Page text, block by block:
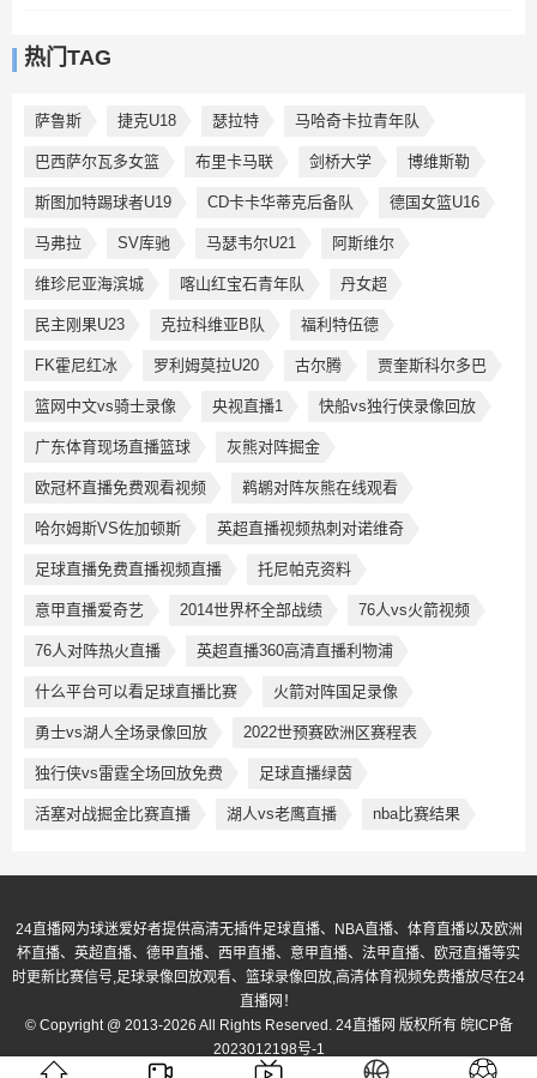
热门TAG
萨鲁斯 捷克U18 瑟拉特 马哈奇卡拉青年队
巴西萨尔瓦多女篮 布里卡马联 剑桥大学 博维斯勒
斯图加特踢球者U19 CD卡卡华蒂克后备队 德国女篮U16
马弗拉 SV库驰 马瑟韦尔U21 阿斯维尔
维珍尼亚海滨城 喀山红宝石青年队 丹女超
民主刚果U23 克拉科维亚B队 福利特伍德
FK霍尼红冰 罗利姆莫拉U20 古尔腾 贾奎斯科尔多巴
篮网中文vs骑士录像 央视直播1 快船vs独行侠录像回放
广东体育现场直播篮球 灰熊对阵掘金
欧冠杯直播免费观看视频 鹈鹕对阵灰熊在线观看
哈尔姆斯VS佐加顿斯 英超直播视频热刺对诺维奇
足球直播免费直播视频直播 托尼帕克资料
意甲直播爱奇艺 2014世界杯全部战绩 76人vs火箭视频
76人对阵热火直播 英超直播360高清直播利物浦
什么平台可以看足球直播比赛 火箭对阵国足录像
勇士vs湖人全场录像回放 2022世预赛欧洲区赛程表
独行侠vs雷霆全场回放免费 足球直播绿茵
活塞对战掘金比赛直播 湖人vs老鹰直播 nba比赛结果
24直播网为球迷爱好者提供高清无插件足球直播、NBA直播、体育直播以及欧洲
杯直播、英超直播、德甲直播、西甲直播、意甲直播、法甲直播、欧冠直播等实
时更新比赛信号,足球录像回放观看、篮球录像回放,高清体育视频免费播放尽在24
直播网！
© Copyright @ 2013-2026 All Rights Reserved. 24直播网 版权所有 皖ICP备
2023012198号-1